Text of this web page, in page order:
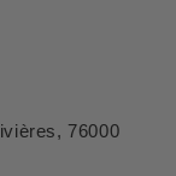
76000